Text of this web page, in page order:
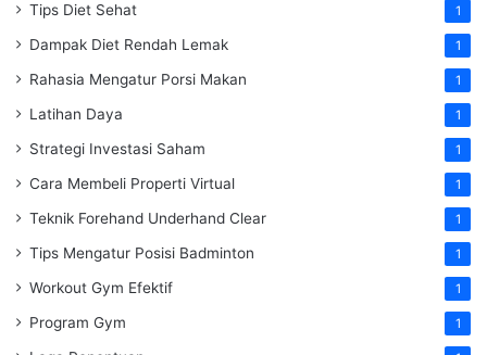
Tips Diet Sehat 1
Dampak Diet Rendah Lemak 1
Rahasia Mengatur Porsi Makan 1
Latihan Daya 1
Strategi Investasi Saham 1
Cara Membeli Properti Virtual 1
Teknik Forehand Underhand Clear 1
Tips Mengatur Posisi Badminton 1
Workout Gym Efektif 1
Program Gym 1